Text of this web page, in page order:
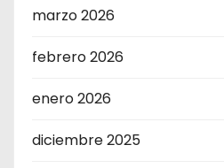
marzo 2026
febrero 2026
enero 2026
diciembre 2025